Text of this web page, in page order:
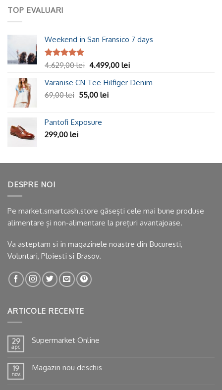
TOP EVALUARI
Weekend in San Fransico 7 days
Evaluat la
4.629,00lei 4.499,00 lei
Varanise CN Tee Hilfiger Denim
69,00lei 55,00 lei
Pantofi Exposure
299,00 lei
DESPRE NOI
Pe market.smartcash.store găsești cele mai bune produse
alimentare și non-alimentare la prețuri avantajoase.
Va asteptam si in magazinele noastre din Bucuresti,
Voluntari, Ploiesti si Brasov.
ARTICOLE RECENTE
29
apr.
Supermarket Online
19
nov.
Magazin nou deschis